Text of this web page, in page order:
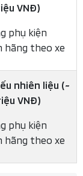
VNĐ)
phụ kiện
hãng theo xe
nhiên liệu (~
VNĐ)
phụ kiện
hãng theo xe